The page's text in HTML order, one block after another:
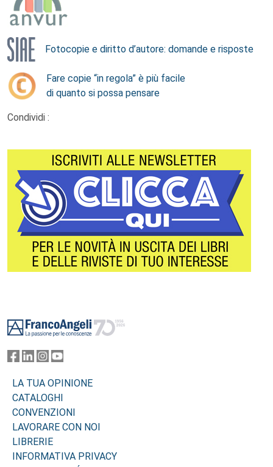
Fotocopie e diritto d’autore: domande e risposte
Fare copie “in regola” è più facile
di quanto si possa pensare
Condividi :
LA TUA OPINIONE
CATALOGHI
CONVENZIONI
LAVORARE CON NOI
LIBRERIE
INFORMATIVA PRIVACY